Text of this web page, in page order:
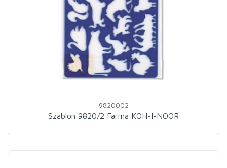
9820002
Szablon 9820/2 Farma KOH-I-NOOR